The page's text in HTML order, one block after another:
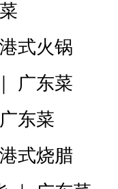
式火锅
广东菜
东菜
式烧腊